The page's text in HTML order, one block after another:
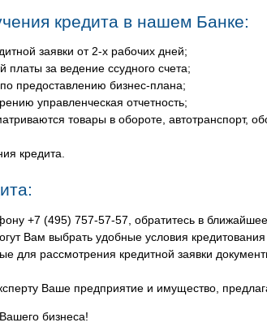
кредита в нашем Банке:
заявки от 2-х рабочих дней;
платы за ведение ссудного счета;
предоставлению бизнес-плана;
управленческая отчетность;
товары в обороте, автотранспорт,
кредита.
+7 (495) 757-57-57, обратитесь в
Вам выбрать удобные условия
для рассмотрения кредитной заявки
Ваше предприятие и имущество,
бизнеса!